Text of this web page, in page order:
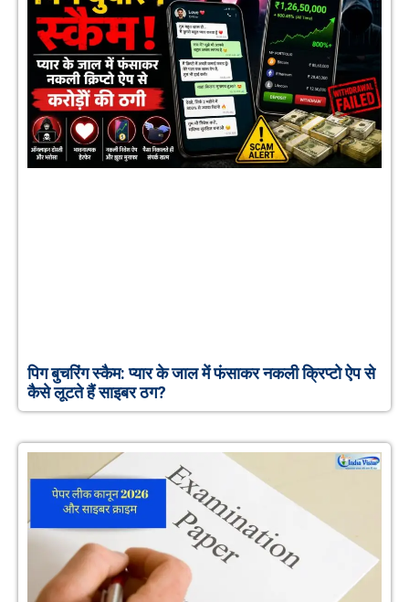
पिग बुचरिंग स्कैम: प्यार के जाल में फंसाकर नकली क्रिप्टो ऐप से
कैसे लूटते हैं साइबर ठग?